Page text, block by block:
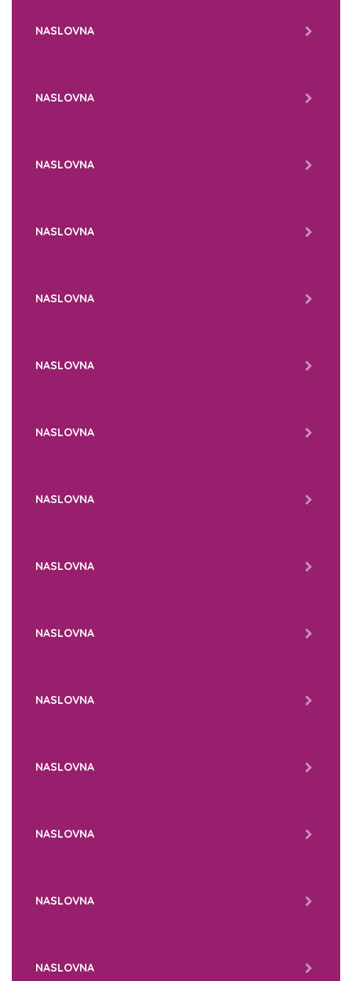
NASLOVNA
NASLOVNA
NASLOVNA
NASLOVNA
NASLOVNA
NASLOVNA
NASLOVNA
NASLOVNA
NASLOVNA
NASLOVNA
NASLOVNA
NASLOVNA
NASLOVNA
NASLOVNA
NASLOVNA